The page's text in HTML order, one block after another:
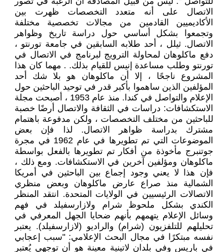
الاتصال على أنه متعدد التخصصات ظهرت بين
الأكاديميين القادمين من مجالات تخصصية مختلفة
وتجمعوا بشكل أساسي حول دراسة تاريخ وظواهر
الاتصال. ثيلل ، أحد طلابه السابقين في جامعة تورنتو ،
دفع ماكلوهان لمحاولة الترويج لبرنامج في الاتصال في
تورنتو وطلب مساعدة إنيس للقيام بذلك. . مهما كان هذا
المشروع ناجحًا ، إلا أن ماكلوهان هو بلا شك أحد
المؤلفين الذين ساهموا بأكبر قدر في توحيد الباحثين حول
الإعلام والتواصل في كندا. منذ عام 1953 ، أصبحت مجلة
الاستكشافات: دراسات في الثقافة والاتصال أرضًا خصبة
للباحثين من مختلف التخصصات ، ولكن مدفوعة باهتمام
مشترك بدراسة ظواهر الاتصال. لذا فإن بعض
الموضوعات التي تم تطويرها في عام 1962 في مجرة
جوتنبرج مأخوذة من أفكار تم تطويرها بالفعل بواسطة
ماكلوهان ومؤلفين آخرين في الاستكشافات. ومع ذلك ،
فإن هذا لا يعني وجود إجماع بين الباحثين في أمريكا
الشمالية منذ صراع عارض ماكلوهان وبعض منظري
الاتصالات الرئيسيين في الولايات المتحدة. انتقد المنظر
الكندي بشكل ملحوظ شرام ولازارسفيلد في فهم
وسائل الإعلام يتهمهم بأنهم ضحايا الجهل المعرفي في
تحليلهم للتلفزيون (شرام) والراديو (لازارسفيلد). يعتبر
نفسه مبتكرًا في مجال البحث الإعلامي: "سبب إعجابي
في باريس وفي بلدان لاتينية معينة هو أن توجهي يُعتبر